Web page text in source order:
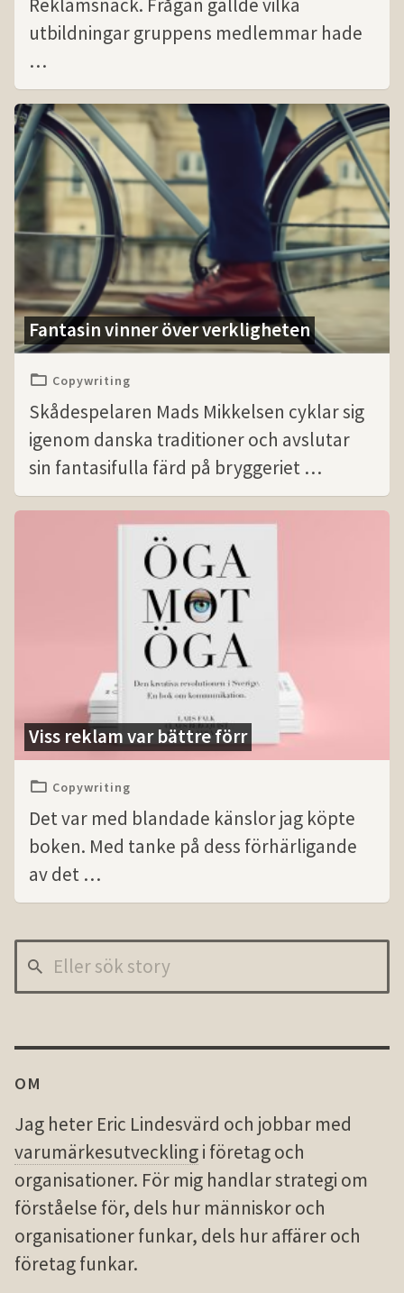
utbildningar gruppens medlemmar hade
…
Fantasin vinner över verkligheten
Copywriting
Skådespelaren Mads Mikkelsen cyklar sig
igenom danska traditioner och avslutar
sin fantasifulla färd på bryggeriet …
Viss reklam var bättre förr
Copywriting
Det var med blandade känslor jag köpte
boken. Med tanke på dess förhärligande
av det …
OM
Jag heter Eric Lindesvärd och jobbar med
varumärkesutvecklingi företag och
organisationer. För mig handlar strategi om
förståelse för, dels hur människor och
organisationer funkar, dels hur affärer och
företag funkar.